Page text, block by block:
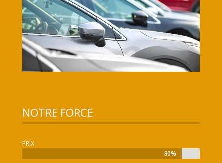
NOTRE FORCE
PRIX
90%
90%